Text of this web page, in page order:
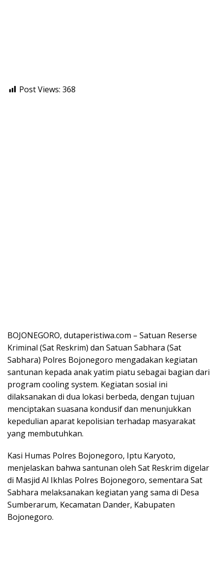
Post Views: 368
BOJONEGORO, dutaperistiwa.com – Satuan Reserse
Kriminal (Sat Reskrim) dan Satuan Sabhara (Sat
Sabhara) Polres Bojonegoro mengadakan kegiatan
santunan kepada anak yatim piatu sebagai bagian dari
program cooling system. Kegiatan sosial ini
dilaksanakan di dua lokasi berbeda, dengan tujuan
menciptakan suasana kondusif dan menunjukkan
kepedulian aparat kepolisian terhadap masyarakat
yang membutuhkan.
Kasi Humas Polres Bojonegoro, Iptu Karyoto,
menjelaskan bahwa santunan oleh Sat Reskrim digelar
di Masjid Al Ikhlas Polres Bojonegoro, sementara Sat
Sabhara melaksanakan kegiatan yang sama di Desa
Sumberarum, Kecamatan Dander, Kabupaten
Bojonegoro.